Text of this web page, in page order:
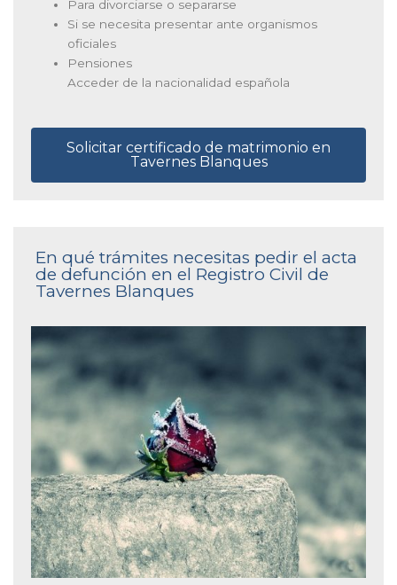
Para divorciarse o separarse
Si se necesita presentar ante organismos
oficiales
Pensiones
Acceder de la nacionalidad española
Solicitar certificado de matrimonio en
Tavernes Blanques
En qué trámites necesitas pedir el acta
de defunción en el Registro Civil de
Tavernes Blanques